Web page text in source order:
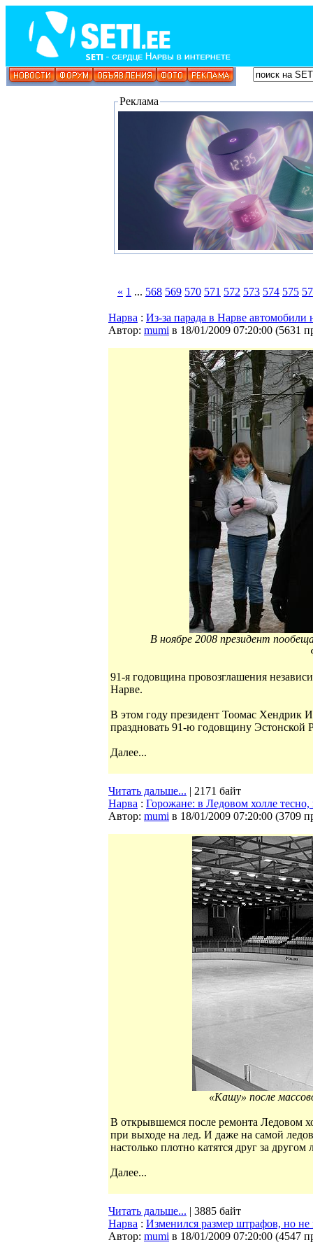
Реклама
« 1 ... 568 569 570 571 572 573 574 575
Нарва : Из-за парада в Нарве автомобили
Автор: mumi в 18/01/2009 07:20:00 (5631
В ноябре 2008 президент
91-я годовщина провозглашения
Нарве.
В этом году президент Тоомас Хендрик
праздновать 91-ю годовщину Эстонской
Далее...
Читать дальше... | 2171 байт
Нарва : Горожане: в Ледовом холле тесно,
Автор: mumi в 18/01/2009 07:20:00 (3709
«Кашу» после
В открывшемся после ремонта Ледовом
при выходе на лед. И даже на самой
настолько плотно катятся друг за
Далее...
Читать дальше... | 3885 байт
Нарва : Изменился размер штрафов, но
Автор: mumi в 18/01/2009 07:20:00 (4547